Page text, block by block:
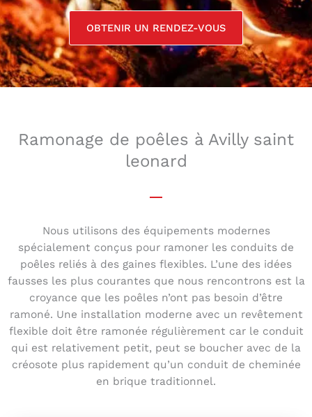
OBTENIR UN RENDEZ-VOUS
Ramonage de poêles à Avilly saint
leonard
Nous utilisons des équipements modernes
spécialement conçus pour ramoner les conduits de
poêles reliés à des gaines flexibles. L’une des idées
fausses les plus courantes que nous rencontrons est la
croyance que les poêles n’ont pas besoin d’être
ramoné. Une installation moderne avec un revêtement
flexible doit être ramonée régulièrement car le conduit
qui est relativement petit, peut se boucher avec de la
créosote plus rapidement qu’un conduit de cheminée
en brique traditionnel.